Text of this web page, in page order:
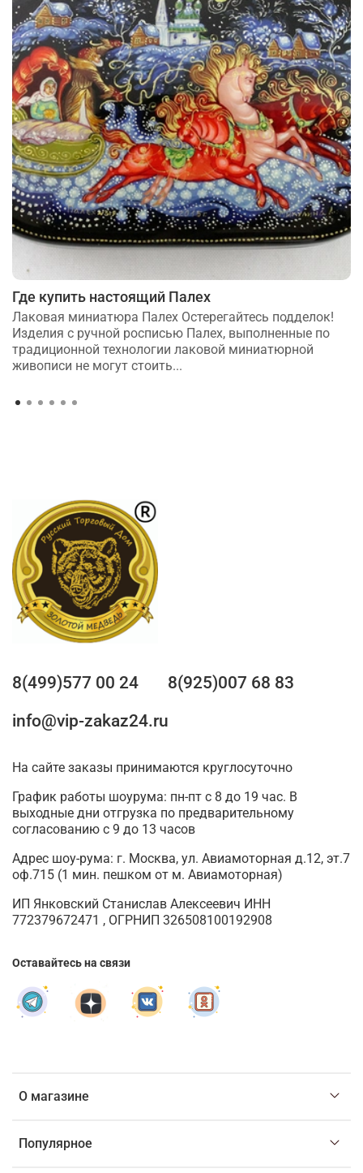
Где купить настоящий Палех
Лаковая миниатюра Палех Остерегайтесь подделок!
Изделия с ручной росписью Палех, выполненные по
традиционной технологии лаковой миниатюрной
живописи не могут стоить...
О магазине
Популярное
8(499)577 00 24
8(925)007 68 83
info@vip-zakaz24.ru
На сайте заказы принимаются круглосуточно
График работы шоурума: пн-пт с 8 до 19 час. В
выходные дни отгрузка по предварительному
согласованию с 9 до 13 часов
Адрес шоу-рума: г. Москва, ул. Авиамоторная д.12, эт.7
оф.715 (1 мин. пешком от м. Авиамоторная)
ИП Янковский Станислав Алексеевич ИНН
772379672471 , ОГРНИП 326508100192908
Оставайтесь на связи